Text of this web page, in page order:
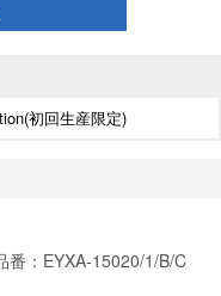
初回生産限定)
番：EYXA-15020/1/B/C